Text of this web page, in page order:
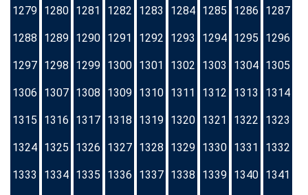
1279 1280 1281 1282 1283 1284 1285 1286 1287
1288 1289 1290 1291 1292 1293 1294 1295 1296
1297 1298 1299 1300 1301 1302 1303 1304 1305
1306 1307 1308 1309 1310 1311 1312 1313 1314
1315 1316 1317 1318 1319 1320 1321 1322 1323
1324 1325 1326 1327 1328 1329 1330 1331 1332
1333 1334 1335 1336 1337 1338 1339 1340 1341